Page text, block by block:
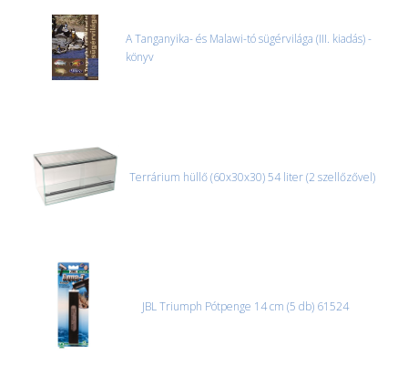
A Tanganyika- és Malawi-tó sügérvilága (III. kiadás) -
könyv
Terrárium hüllő (60x30x30) 54 liter (2 szellőzővel)
JBL Triumph Pótpenge 14 cm (5 db) 61524